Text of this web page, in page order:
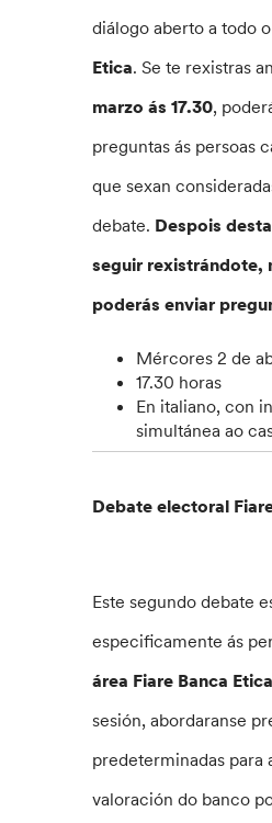
diálogo aberto a todo
Etica. Se te rexistras
marzo ás 17.30,
preguntas ás persoas
que sexan
debate. Despois
seguir rexistrándote,
poderás enviar
Mércores 2 de
17.30 horas
En italiano, con
simultánea ao
Debate electoral
Este segundo debate
especificamente ás
área Fiare Banca Etica
sesión, abordaranse
predeterminadas para
valoración do banco